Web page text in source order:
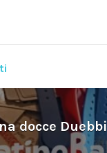
docce Duebbi